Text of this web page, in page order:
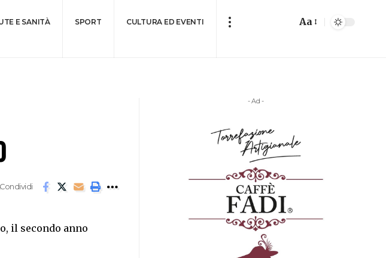
E SANITÀ SPORT CULTURA ED EVENTI Aa
Condividi
il secondo anno
- Ad -